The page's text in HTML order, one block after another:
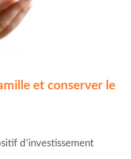
et conserver le
d’investissement